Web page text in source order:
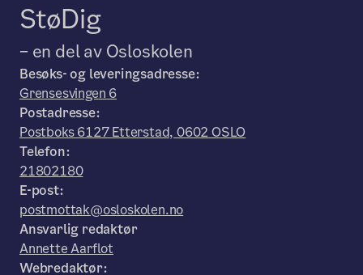
StøDig
– en del av Osloskolen
Besøks- og leveringsadresse:
Grensesvingen 6
Postadresse:
Postboks 6127 Etterstad, 0602 OSLO
Telefon:
21802180
E-post:
postmottak@osloskolen.no
Ansvarlig redaktør
Annette Aarflot
Webredaktør: